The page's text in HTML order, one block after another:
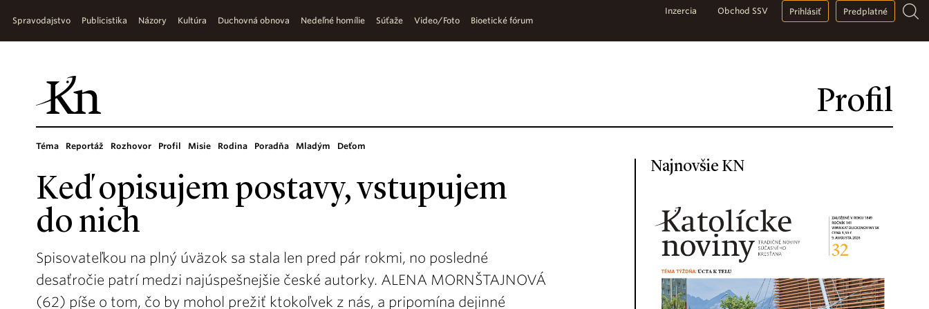
Profil
Spravodajstvo Publicistika Názory Kultúra Duchovná obnova Nedeľné homílie Súťaže Video/Foto Bioetické fórum
Inzercia Obchod SSV Prihlásiť Predplatné
Téma Reportáž Rozhovor Profil Misie Rodina Poradňa Mladým Deťom
Keď opisujem postavy, vstupujem
do nich
Spisovateľkou na plný úväzok sa stala len pred pár rokmi, no posledné
desaťročie patrí medzi najúspešnejšie české autorky. ALENA MORNŠTAJNOVÁ
(62) píše o tom, čo by mohol prežiť ktokoľvek z nás, a pripomína dejinné
Najnovšie KN